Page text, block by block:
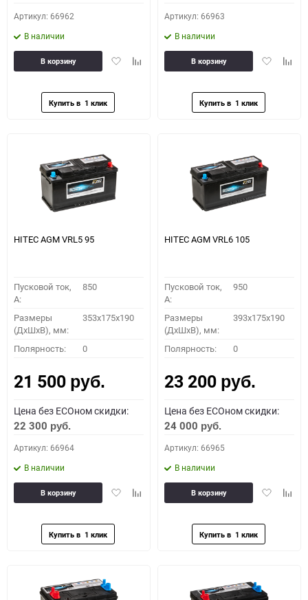
Артикул: 66962
В наличии
ДобавитьДобавить
В корзину
Артикул: 66963
В наличии
Добавить
В корзину
HITEC AGM VRL5 95
Пусковой ток,
A:
850
Размеры
(ДхШхВ), мм:
353x175x190
Полярность: 0
21 500 руб.
Цена без ECOном скидки:
22 300 руб.
Артикул: 66964
В наличии
ДобавитьДобавить
В корзину
HITEC AGM VRL6 105
Пусковой ток,
A:
950
Размеры
(ДхШхВ), мм:
393x175x190
Полярность: 0
23 200 руб.
Цена без ECOном скидки:
24 000 руб.
Артикул: 66965
В наличии
Добавить
В корзину